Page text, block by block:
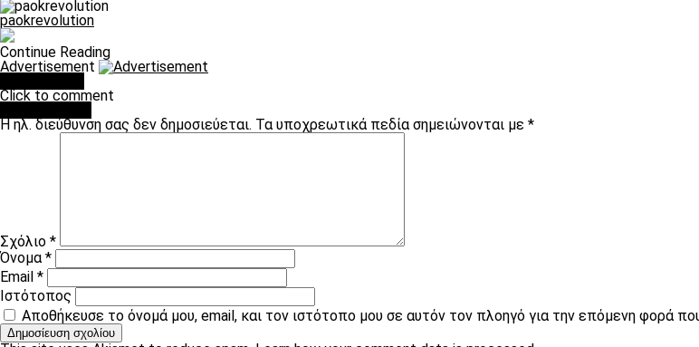
paokrevolution
Continue Reading
Advertisement
Click to comment
Η ηλ. διεύθυνση σας δεν δημοσιεύεται. Τα υποχρεωτικά πεδία σημειώνονται με *
Σχόλιο *
Όνομα*
Email *
Ιστότοπος
Αποθήκευσε το όνομά μου, email, και τον ιστότοπο μου σε αυτόν τον πλοηγό για την επόμενη φορά